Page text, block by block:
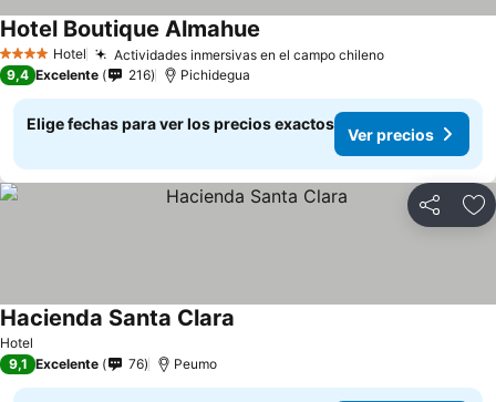
4 EstrellasHotel Actividades inmersivas en el campo chileno
Hotel Boutique Almahue
9,4 Excelente 216 Pichidegua
Elige fechas para ver los precios exactos
Ver precios
Compartir
Hotel
Hacienda Santa Clara
9,1 Excelente 76 Peumo